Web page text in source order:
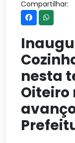
Compartilhar:
nesta
Oiteiro